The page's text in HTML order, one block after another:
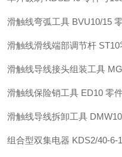
滑触线弯弧工具 BVU10/15
滑触线滑线端部调节杆 ST10
滑触线导线接头组装工具
滑触线保险销工具 ED10 零
滑触线导线拆卸工具
组合型双集电器 KDS2/40-6-